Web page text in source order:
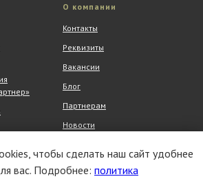
О компании
Контакты
Реквизиты
Вакансии
Блог
Партнерам
Новости
АрхитектурНО
чтобы сделать наш сайт удобнее
вас. Подробнее: политика